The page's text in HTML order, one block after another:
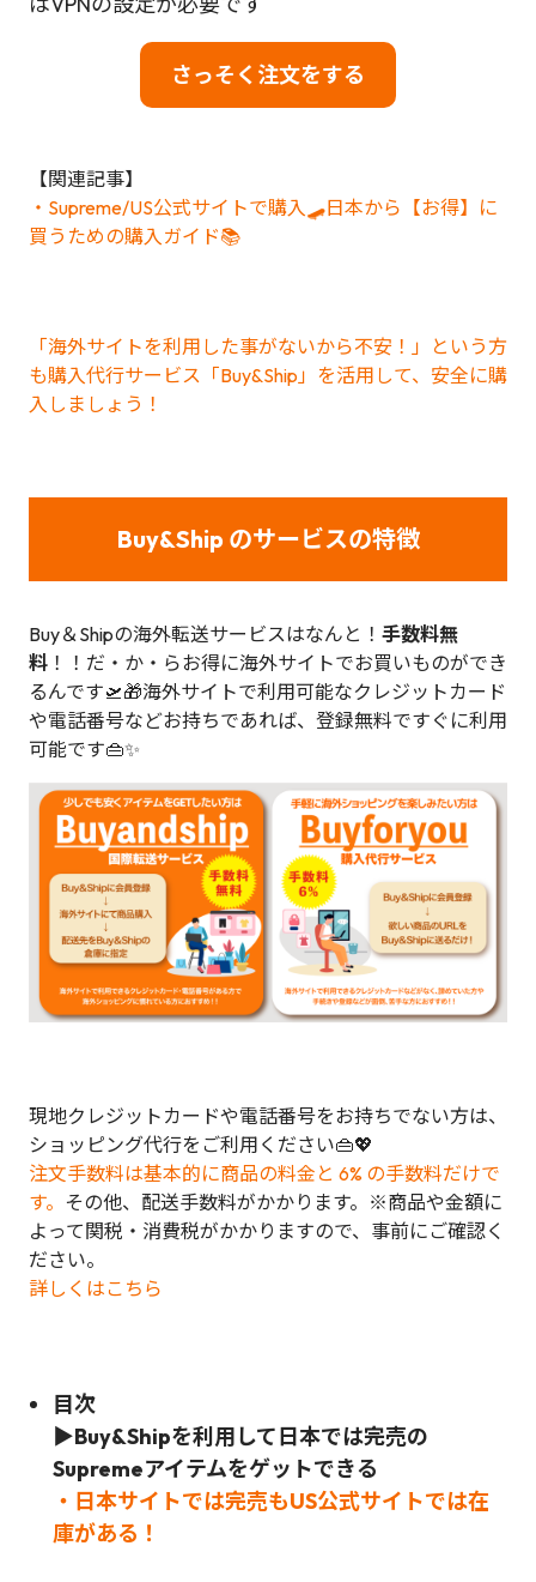
さっそく注文をする
【関連記事】
・Supreme/US公式サイトで購入🛹日本から【お得】に
買うための購入ガイド📚
「海外サイトを利用した事がないから不安！」という方
も購入代行サービス「Buy&Ship」を活用して、安全に購
入しましょう！
Buy&Ship のサービスの特徴
Buy＆Shipの海外転送サービスはなんと！ 手数料無
料 ！！だ・か・らお得に海外サイトでお買いものができ
るんです🛫🎁海外サイトで利用可能なクレジットカード
や電話番号などお持ちであれば、登録無料ですぐに利用
可能です👜✨
現地クレジットカードや電話番号をお持ちでない方は、
ショッピング代行をご利用ください👜💖
注文手数料は基本的に商品の料金と 6% の手数料だけで
す。 その他、配送手数料がかかります。※商品や金額に
よって関税・消費税がかかりますので、事前にご確認く
ださい。
詳しくはこちら
目次
▶Buy&Shipを利用して日本では完売の
Supremeアイテムをゲットできる
・日本サイトでは完売もUS公式サイトでは在
庫がある！